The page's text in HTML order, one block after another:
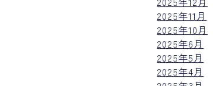
2025年11月
2025年10月
2025年6月
2025年5月
2025年4月